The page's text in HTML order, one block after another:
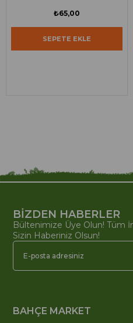
₺65,00
SEPETE EKLE
BİZDEN HABERLER
Bültenimize Üye Olun! Tüm
Sizin Haberiniz Olsun!
BAHÇE MARKET